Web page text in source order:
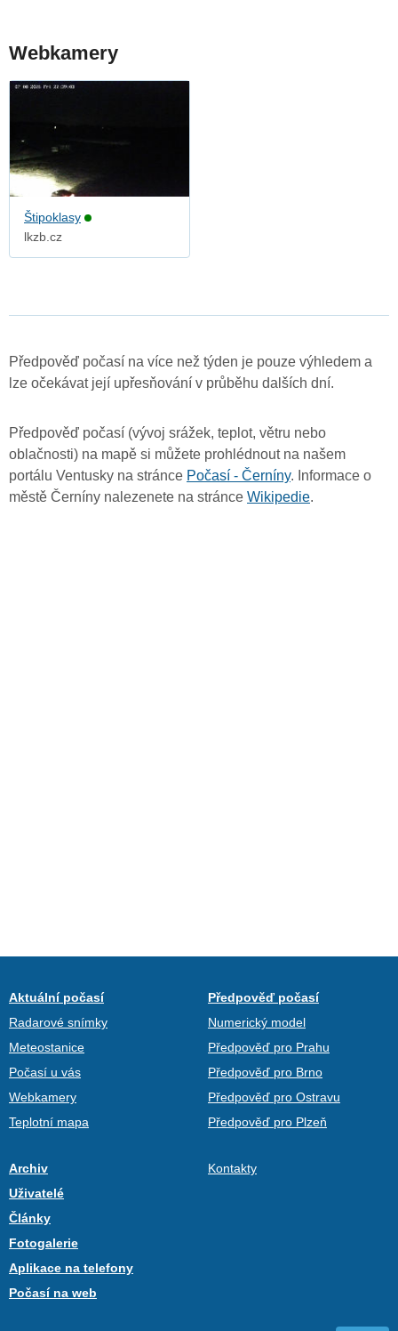
Webkamery
Štipoklasy
lkzb.cz
Předpověď počasí na více než týden je pouze výhledem a
lze očekávat její upřesňování v průběhu dalších dní.
Předpověď počasí (vývoj srážek, teplot, větru nebo
oblačnosti) na mapě si můžete prohlédnout na našem
portálu Ventusky na stránce Počasí - Černíny. Informace o
městě Černíny nalezenete na stránce Wikipedie.
Aktuální počasí
Radarové snímky
Meteostanice
Počasí u vás
Webkamery
Teplotní mapa
Předpověď počasí
Numerický model
Předpověď pro Prahu
Předpověď pro Brno
Předpověď pro Ostravu
Předpověď pro Plzeň
Archiv
Uživatelé
Články
Fotogalerie
Aplikace na telefony
Počasí na web
Kontakty